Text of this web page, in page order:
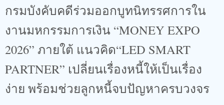
กรมบังคับคดีร่วมออกบูทนิทรรศการใน
งานมหกรรมการเงิน “MONEY EXPO
2026” ภายใต้ แนวคิด“LED SMART
PARTNER” เปลี่ยนเรื่องหนี้ให้เป็นเรื่อง
ง่าย พร้อมช่วยลูกหนี้จบปัญหาครบวงจร